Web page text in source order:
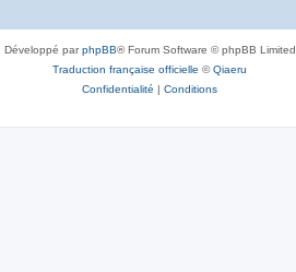
Développé parphpBB® Forum Software © phpBB Limited
Traduction française officielle ©Qiaeru
Confidentialité | Conditions